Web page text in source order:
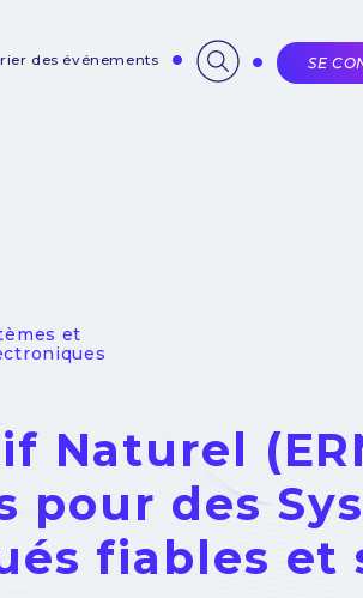
des événements SE
et
Naturel
pour des
fiables et